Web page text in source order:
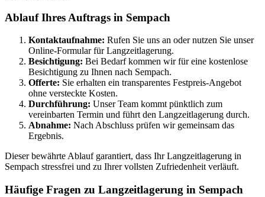
Ablauf Ihres Auftrags in Sempach
Kontaktaufnahme: Rufen Sie uns an oder nutzen Sie unser
Online-Formular für Langzeitlagerung.
Besichtigung: Bei Bedarf kommen wir für eine kostenlose
Besichtigung zu Ihnen nach Sempach.
Offerte: Sie erhalten ein transparentes Festpreis-Angebot
ohne versteckte Kosten.
Durchführung: Unser Team kommt pünktlich zum
vereinbarten Termin und führt den Langzeitlagerung durch.
Abnahme: Nach Abschluss prüfen wir gemeinsam das
Ergebnis.
Dieser bewährte Ablauf garantiert, dass Ihr Langzeitlagerung in
Sempach stressfrei und zu Ihrer vollsten Zufriedenheit verläuft.
Häufige Fragen zu Langzeitlagerung in Sempach